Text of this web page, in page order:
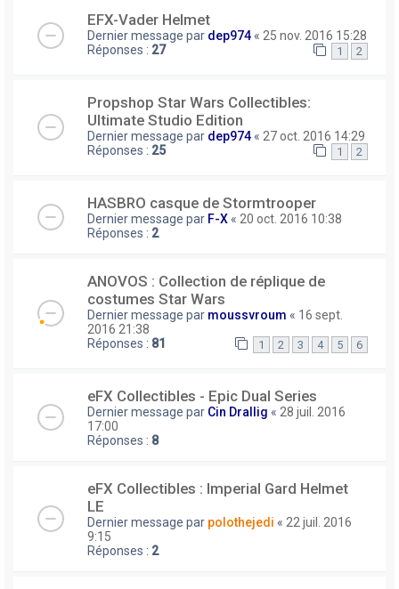
EFX-Vader Helmet
Dernier message par dep974 « 25 nov. 2016 15:28
Réponses : 27 1 2
Propshop Star Wars Collectibles:
Ultimate Studio Edition
Dernier message par dep974 « 27 oct. 2016 14:29
Réponses : 25 1 2
HASBRO casque de Stormtrooper
Dernier message par F-X « 20 oct. 2016 10:38
Réponses : 2
ANOVOS : Collection de réplique de
costumes Star Wars
Dernier message par moussvroum « 16 sept.
2016 21:38
Réponses : 81 1 2 3 4 5 6
eFX Collectibles - Epic Dual Series
Dernier message par Cin Drallig « 28 juil. 2016
17:00
Réponses : 8
eFX Collectibles : Imperial Gard Helmet
LE
Dernier message par polothejedi « 22 juil. 2016
9:15
Réponses : 2